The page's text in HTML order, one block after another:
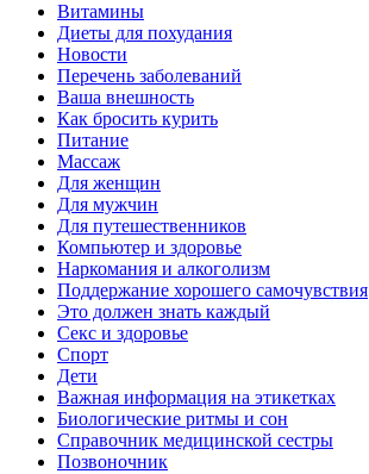
Витамины
Диеты для похудания
Новости
Перечень заболеваний
Ваша внешность
Как бросить курить
Питание
Массаж
Для женщин
Для мужчин
Для путешественников
Компьютер и здоровье
Наркомания и алкоголизм
Поддержание хорошего самочувствия
Это должен знать каждый
Секс и здоровье
Спорт
Дети
Важная информация на этикетках
Биологические ритмы и сон
Справочник медицинской сестры
Позвоночник